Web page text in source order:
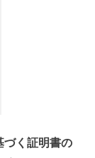
づく証明書の